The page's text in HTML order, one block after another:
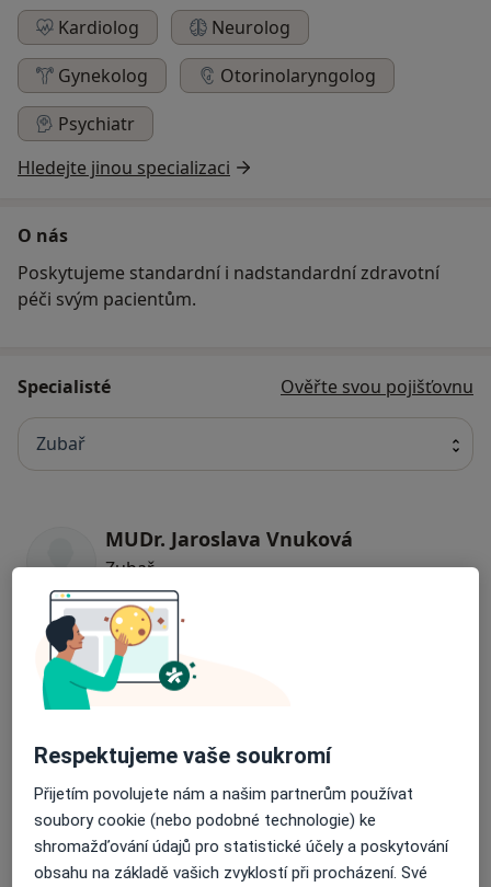
Kardiolog
Neurolog
Gynekolog
Otorinolaryngolog
Psychiatr
Hledejte jinou specializaci
O nás
Poskytujeme standardní i nadstandardní zdravotní
péči svým pacientům.
Specialisté Ověřte svou pojišťovnu
Zubař
MUDr. Jaroslava Vnuková
Zubař
MUDr. Eva Bochníčková
Zubař
MUDr. Petr Lehár
Zubař
7 názorů
Respektujeme vaše soukromí
Přijetím povolujete nám a našim partnerům používat
soubory cookie (nebo podobné technologie) ke
shromažďování údajů pro statistické účely a poskytování
obsahu na základě vašich zvyklostí při procházení. Své